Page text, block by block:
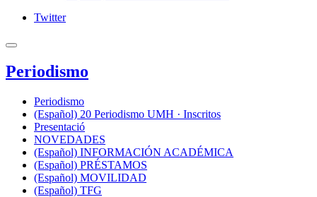
Twitter
Periodismo
Periodismo
(Español) 20 Periodismo UMH · Inscritos
Presentació
NOVEDADES
(Español) INFORMACIÓN ACADÉMICA
(Español) PRÉSTAMOS
(Español) MOVILIDAD
(Español) TFG